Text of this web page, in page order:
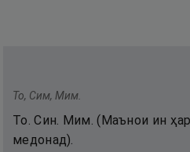
То, Сим, Мим.
То. Син. Мим. (Маънои ин
медонад).